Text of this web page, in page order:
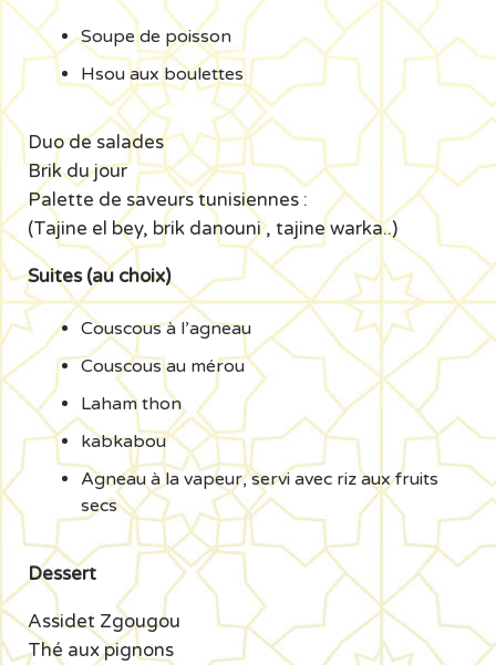
Soupe de poisson
Hsou aux boulettes
Duo de salades
Brik du jour
Palette de saveurs tunisiennes :
(Tajine el bey, brik danouni , tajine warka..)
Suites (au choix)
Couscous à l’agneau
Couscous au mérou
Laham thon
kabkabou
Agneau à la vapeur, servi avec riz aux fruits
secs
Dessert
Assidet Zgougou
Thé aux pignons